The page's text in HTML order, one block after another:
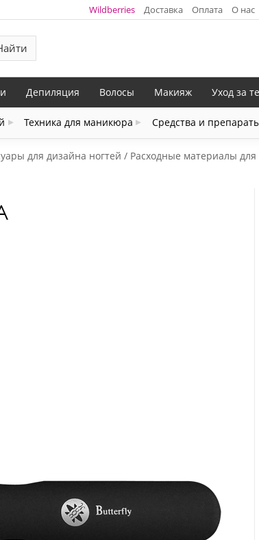
Wildberries Доставка Оплата О нас
Техника для маникюра Средства и
Депиляция Волосы Макияж Уход за
для дизайна ногтей Расходные материалы для